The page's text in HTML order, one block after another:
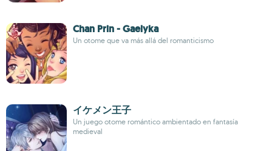
Chan Prin - Gaelyka
Un otome que va más allá del romanticismo
イケメン王子
Un juego otome romántico ambientado en fantasía
medieval